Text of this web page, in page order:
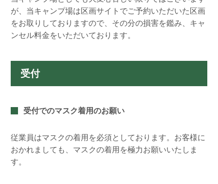
が、当キャンプ場は区画サイトでご予約いただいた区画
をお取りしておりますので、その分の損害を鑑み、キャ
ンセル料金をいただいております。
受付
受付でのマスク着用のお願い
従業員はマスクの着用を必須としております。お客様に
おかれましても、マスクの着用を極力お願いいたしま
す。